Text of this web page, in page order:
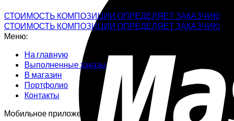
СТОИМОСТЬ КОМПОЗИЦИИ ОПРЕДЕЛЯЕТ ЗАКАЗЧИК!
СТОИМОСТЬ КОМПОЗИЦИИ ОПРЕДЕЛЯЕТ ЗАКАЗЧИК!
Меню:
На главную
Выполненные заказы
В магазин
Портфолио
Контакты
Мобильное приложение: